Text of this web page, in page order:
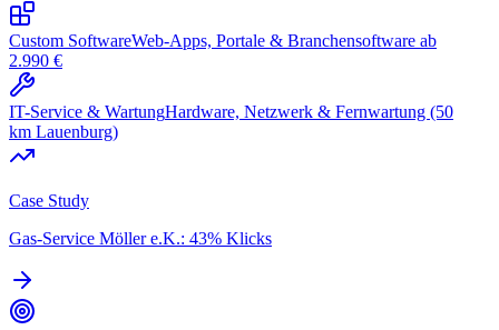
Custom SoftwareWeb-Apps, Portale & Branchensoftware ab
2.990 €
IT-Service & WartungHardware, Netzwerk & Fernwartung (50
km Lauenburg)
Case Study
Gas-Service Möller e.K.: 43% Klicks